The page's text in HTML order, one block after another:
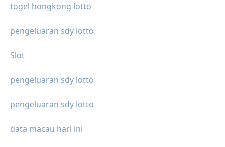
togel hongkong lotto
pengeluaran sdy lotto
Slot
pengeluaran sdy lotto
pengeluaran sdy lotto
data macau hari ini